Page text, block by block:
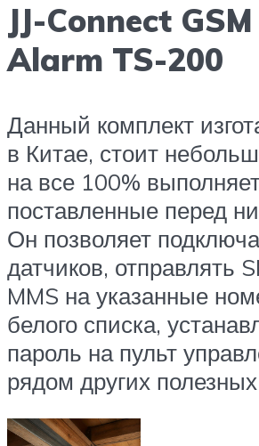
JJ-Connect
Alarm TS-200
Данный комплект
в Китае, стоит
на все 100%
поставленные перед
Он позволяет
датчиков, отправлять
MMS на указанные
белого списка,
пароль на пульт
рядом других